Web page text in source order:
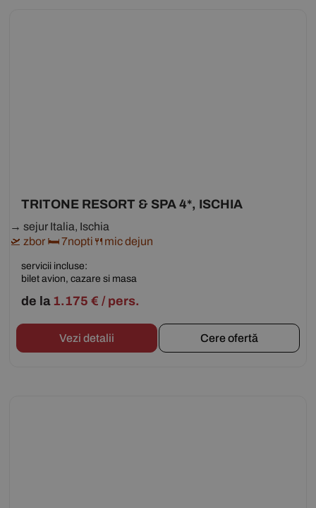
TRITONE RESORT & SPA 4*, ISCHIA
→ sejur Italia, Ischia
🛫 zbor 🛏 7nopti🍴mic dejun
servicii incluse:
bilet avion, cazare si masa
de la 1.175 € / pers.
Vezi detalii Cere ofertă